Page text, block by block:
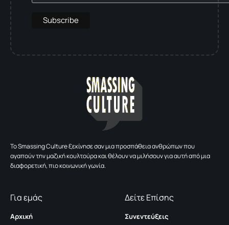
To Smassing Culture ξεκίνησε σαν μια προσπάθεια ανθρώπων που
αγαπούν την μαζική κουλτούρα και θέλουν να μιλήσουν για αυτή από μια
διαφορετική, πιο κοινωνική γωνία.
Για εμάς
Αρχική
Δείτε Επίσης
Συνεντεύξεις